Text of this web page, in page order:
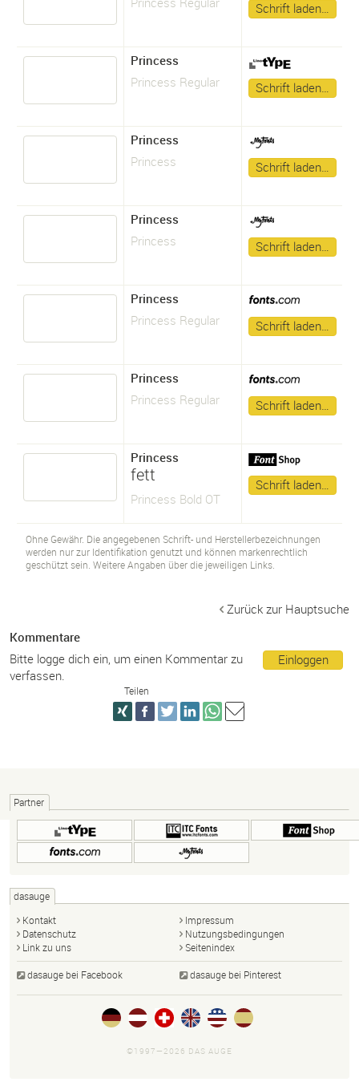
Schrift laden…
Princess
Princess Regular
Schrift laden…
Princess
Princess
Schrift laden…
Princess
Princess
Schrift laden…
Princess
Princess Regular
Schrift laden…
Princess
Princess Regular
Schrift laden…
Princess
fett
Princess Bold OT
Schrift laden…
Ohne Gewähr. Die angegebenen Schrift- und Herstellerbezeichnungen
werden nur zur Identifikation genutzt und können markenrechtlich
geschützt sein. Weitere Angaben über die jeweiligen Links.
Zurück zur Hauptsuche
Kommentare
Einloggen
Bitte logge dich ein, um einen Kommentar zu
verfassen.
Teilen
Partner
dasauge
Kontakt
Impressum
Datenschutz
Nutzungsbedingungen
Link zu uns
Seitenindex
dasauge bei Facebook dasauge bei Pinterest
©1997—2026 DAS AUGE